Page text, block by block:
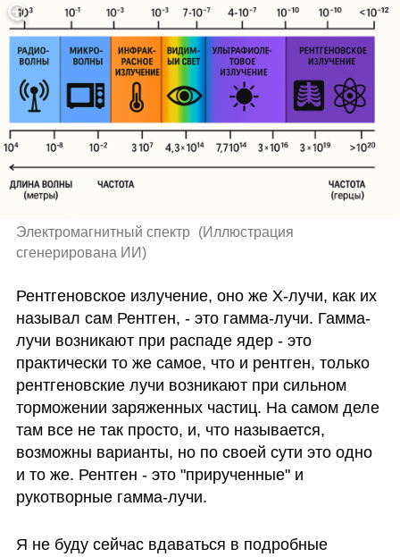
Электромагнитный спектр (Иллюстрация
сгенерирована ИИ)
Рентгеновское излучение, оно же Х-лучи, как их
называл сам Рентген, - это гамма-лучи. Гамма-
лучи возникают при распаде ядер - это
практически то же самое, что и рентген, только
рентгеновские лучи возникают при сильном
торможении заряженных частиц. На самом деле
там все не так просто, и, что называется,
возможны варианты, но по своей сути это одно
и то же. Рентген - это "прирученные" и
рукотворные гамма-лучи.
Я не буду сейчас вдаваться в подробные